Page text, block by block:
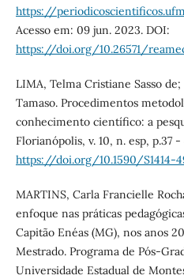
https://
Acesso em: 09 jun. 2023. DOI:
https://doi.org/10.26571/
LIMA, Telma Cristiane Sasso
Tamaso. Procedimentos
conhecimento científico: a
Florianópolis, v. 10, n. esp, p.37
https://doi.org/10.1590/S1414-
MARTINS, Carla Francielle
enfoque nas práticas
Capitão Enéas (MG), nos anos
Mestrado. Programa de Pós-
Universidade Estadual de